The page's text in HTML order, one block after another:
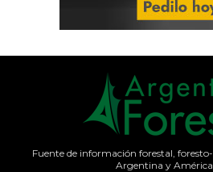
Fuente de información forestal,
Argentina y